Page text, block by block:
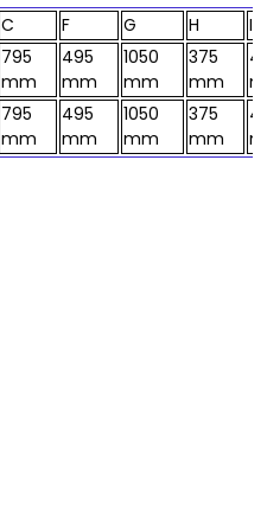
C F G H
I
795
mm
495
mm
1050
mm
375
mm
795
mm
495
mm
1050
mm
375
mm